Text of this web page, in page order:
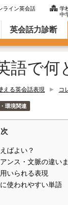
ライン英会話
学
中
現）
英会話力診断
語で
える英会話表現 コ
環境関連
ばよい？
ンス・文脈の違い
いられる表現
使われやすい単語